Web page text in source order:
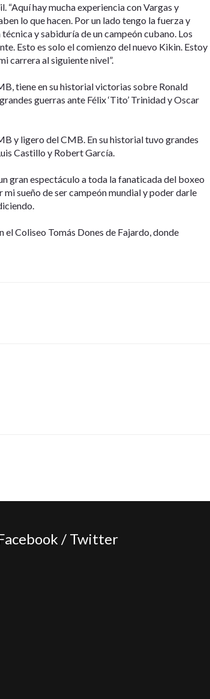
“Aquí hay mucha experiencia con Vargas y
lo que hacen. Por un lado tengo la fuerza y
y sabiduría de un campeón cubano. Los
Esto es solo el comienzo del nuevo Kikin. Estoy
carrera al siguiente nivel”.
tiene en su historial victorias sobre Ronald
guerras ante Félix ‘Tito’ Trinidad y Oscar
y ligero del CMB. En su historial tuvo grandes
Castillo y Robert García.
gran espectáculo a toda la fanaticada del boxeo
sueño de ser campeón mundial y poder darle
Coliseo Tomás Dones de Fajardo, donde
/ Twitter